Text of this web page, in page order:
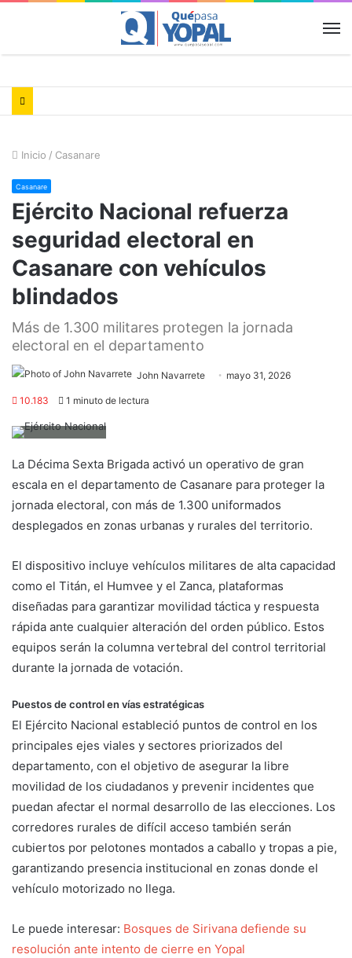
Inicio / Casanare
Casanare
Ejército Nacional refuerza
seguridad electoral en
Casanare con vehículos
blindados
Más de 1.300 militares protegen la jornada
electoral en el departamento
John Navarrete mayo 31, 2026
10.183 1 minuto de lectura
La Décima Sexta Brigada activó un operativo de gran
escala en el departamento de Casanare para proteger la
jornada electoral, con más de 1.300 uniformados
desplegados en zonas urbanas y rurales del territorio.
El dispositivo incluye vehículos militares de alta capacidad
como el Titán, el Humvee y el Zanca, plataformas
diseñadas para garantizar movilidad táctica y respuesta
rápida ante cualquier alteración del orden público. Estos
equipos serán la columna vertebral del control territorial
durante la jornada de votación.
Puestos de control en vías estratégicas
El Ejército Nacional estableció puntos de control en los
principales ejes viales y sectores priorizados del
departamento, con el objetivo de asegurar la libre
movilidad de los ciudadanos y prevenir incidentes que
puedan afectar el normal desarrollo de las elecciones. Los
corredores rurales de difícil acceso también serán
cubiertos por pelotones montados a caballo y tropas a pie,
garantizando presencia institucional en zonas donde el
vehículo motorizado no llega.
Le puede interesar: Bosques de Sirivana defiende su
resolución ante intento de cierre en Yopal